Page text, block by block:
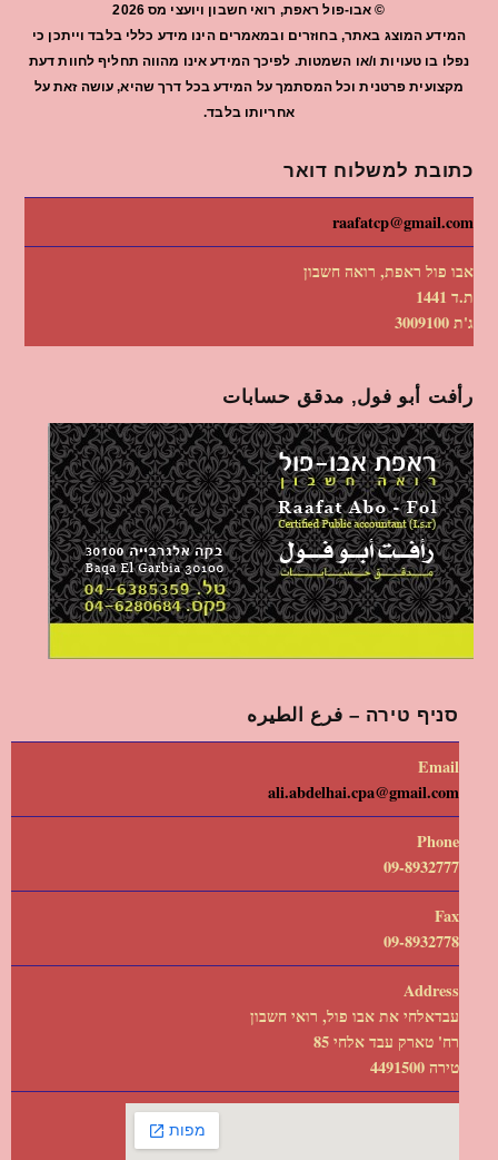
© אבו-פול ראפת, רואי חשבון ויועצי מס2026
המידע המוצג באתר, בחוזרים ובמאמרים הינו מידע כללי בלבד וייתכן כי
נפלו בו טעויות ו/או השמטות. לפיכך המידע אינו מהווה תחליף לחוות דעת
מקצועית פרטנית וכל המסתמך על המידע בכל דרך שהיא, עושה זאת על
אחריותו בלבד.
כתובת למשלוח דואר
raafatcp@gmail.com
אבו פול ראפת, רואה חשבון
ת.ד 1441
ג'ת 3009100
رأفت أبو فول, مدقق حسابات
סניף טירה – فرع الطيره
Email
ali.abdelhai.cpa@gmail.com
Phone
09-8932777
Fax
09-8932778
Address
עבדאלחי את אבו פול, רואי חשבון
רח' טארק עבד אלחי 85
טירה 4491500